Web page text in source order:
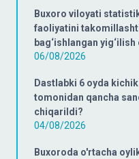
Buxoro viloyati
faoliyatini
bag‘ishlangan yig‘ilish
06/08/2026
Dastlabki 6 oyda
tomonidan qancha
chiqarildi?
04/08/2026
Buxoroda o'rtacha